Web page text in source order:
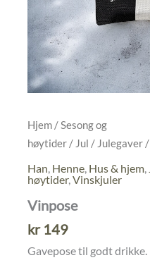
Hjem /Sesong og
høytider / Jul / Julegaver /
Han Henne Hus & hjem
høytider, Vinskjuler
Vinpose
kr149
Gavepose til godt drikke.